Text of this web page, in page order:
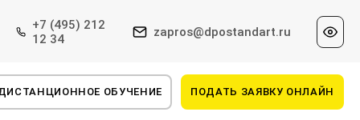
+7 (495) 212
12 34
zapros@dpostandart.ru
ОБУЧЕНИЕ ПОДАТЬ ЗАЯВКУ ОНЛАЙН